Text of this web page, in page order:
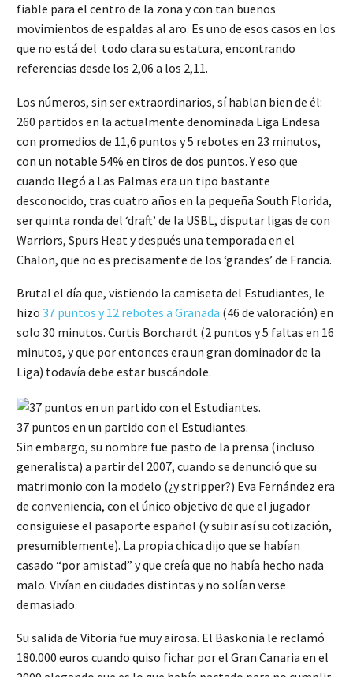
fiable para el centro de la zona y con tan buenos
movimientos de espaldas al aro. Es uno de esos casos en los
que no está del todo clara su estatura, encontrando
referencias desde los 2,06 a los 2,11.
Los números, sin ser extraordinarios, sí hablan bien de él:
260 partidos en la actualmente denominada Liga Endesa
con promedios de 11,6 puntos y 5 rebotes en 23 minutos,
con un notable 54% en tiros de dos puntos. Y eso que
cuando llegó a Las Palmas era un tipo bastante
desconocido, tras cuatro años en la pequeña South Florida,
ser quinta ronda del ‘draft’ de la USBL, disputar ligas de con
Warriors, Spurs Heat y después una temporada en el
Chalon, que no es precisamente de los ‘grandes’ de Francia.
Brutal el día que, vistiendo la camiseta del Estudiantes, le
hizo 37 puntos y 12 rebotes a Granada (46 de valoración) en
solo 30 minutos. Curtis Borchardt (2 puntos y 5 faltas en 16
minutos, y que por entonces era un gran dominador de la
Liga) todavía debe estar buscándole.
37 puntos en un partido con el Estudiantes.
Sin embargo, su nombre fue pasto de la prensa (incluso
generalista) a partir del 2007, cuando se denunció que su
matrimonio con la modelo (¿y stripper?) Eva Fernández era
de conveniencia, con el único objetivo de que el jugador
consiguiese el pasaporte español (y subir así su cotización,
presumiblemente). La propia chica dijo que se habían
casado “por amistad” y que creía que no había hecho nada
malo. Vivían en ciudades distintas y no solían verse
demasiado.
Su salida de Vitoria fue muy airosa. El Baskonia le reclamó
180.000 euros cuando quiso fichar por el Gran Canaria en el